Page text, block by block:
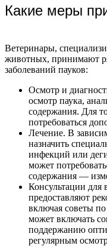
Какие меры
Ветеринары,
животных, принимают
заболеваний пауков:
Осмотр и
осмотр паука,
содержания. Для
потребоваться
Лечение. В
назначить
инфекций или
может
содержания —
Консультации для
предоставляют
включая советы
может включать
поддержанию
регулярным